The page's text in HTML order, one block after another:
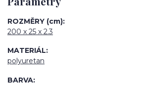
ROZMĚRY (cm)
200 x 25 x 2.3
MATERIÁL
polyuretan
BARVA